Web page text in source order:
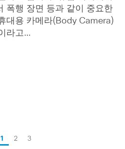
폭행 장면 등과 같이 중요한
대용 카메라(Body Camera)
라고…
1 2 3